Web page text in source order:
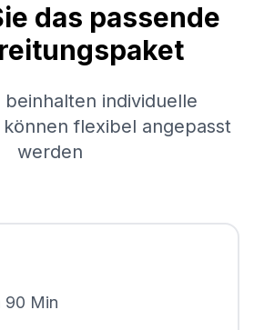
das passende
individuelle
flexibel angepasst
werden
90 Min